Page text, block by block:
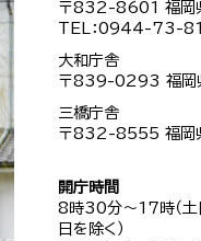
〒832-8601 福岡
TEL：0944-73-
大和庁舎
〒839-0293 福岡
三橋庁舎
〒832-8555 福岡
開庁時間
8時30分～17時（土
日を除く）